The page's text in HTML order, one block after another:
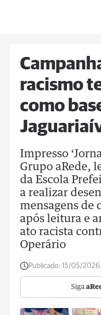
racismo
como
Impresso
Grupo aRede,
da Escola
a realizar
mensagens de
após leitura e
ato racista
Operário
Publicado: 15/05/
Siga